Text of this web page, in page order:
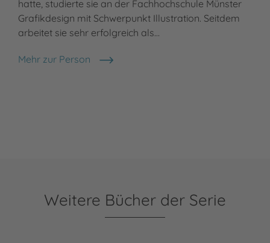
hatte, studierte sie an der Fachhochschule Münster
Grafikdesign mit Schwerpunkt Illustration. Seitdem
arbeitet sie sehr erfolgreich als…
Mehr zur Person
Annet Rudolph
Weitere Bücher der Serie